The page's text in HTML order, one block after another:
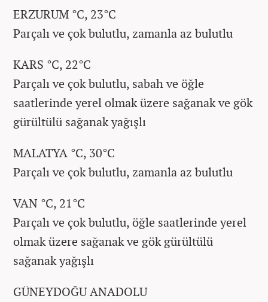
ERZURUM °C, 23°C
Parçalı ve çok bulutlu, zamanla az bulutlu
KARS °C, 22°C
Parçalı ve çok bulutlu, sabah ve öğle
saatlerinde yerel olmak üzere sağanak ve gök
gürültülü sağanak yağışlı
MALATYA °C, 30°C
Parçalı ve çok bulutlu, zamanla az bulutlu
VAN °C, 21°C
Parçalı ve çok bulutlu, öğle saatlerinde yerel
olmak üzere sağanak ve gök gürültülü
sağanak yağışlı
GÜNEYDOĞU ANADOLU